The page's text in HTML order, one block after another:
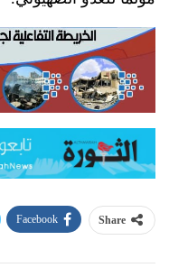
Share
Facebook